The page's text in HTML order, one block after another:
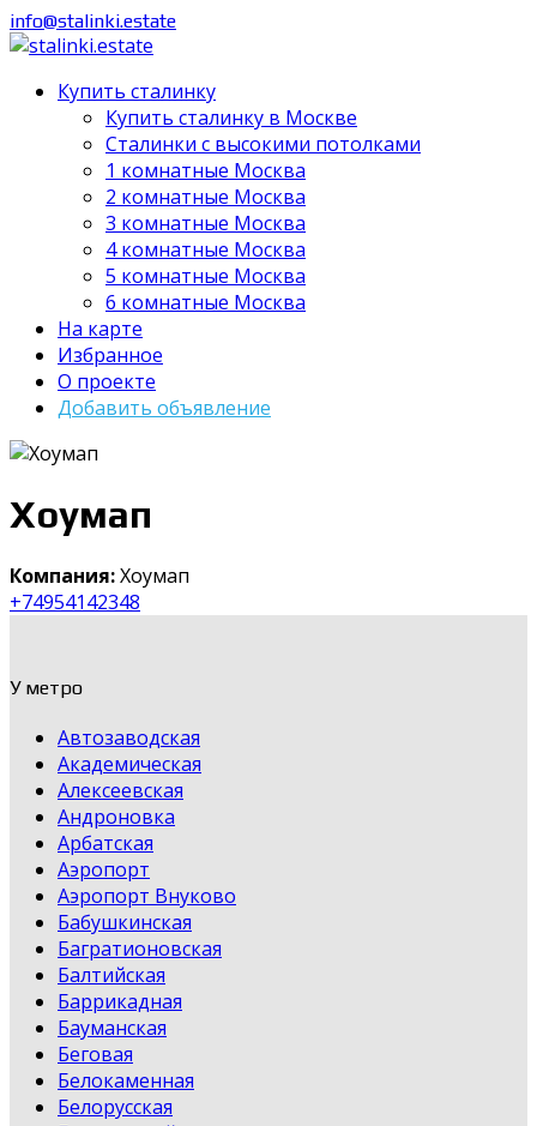
info@stalinki.estate
Купить сталинку
Купить сталинку в Москве
Cталинки с высокими потолками
1 комнатные Москва
2 комнатные Москва
3 комнатные Москва
4 комнатные Москва
5 комнатные Москва
6 комнатные Москва
На карте
Избранное
О проекте
Добавить объявление
Хоумап
Компания:Хоумап
+74954142348
У метро
Автозаводская
Академическая
Алексеевская
Андроновка
Арбатская
Аэропорт
Аэропорт Внуково
Бабушкинская
Багратионовская
Балтийская
Баррикадная
Бауманская
Беговая
Белокаменная
Белорусская